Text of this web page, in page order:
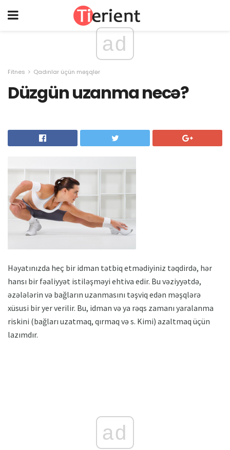
ad
Fitnes Qadınlar üçün məşqlər
Düzgün uzanma necə?
Həyatınızda heç bir idman tətbiq etmədiyiniz təqdirdə, hər
hansı bir fəaliyyət istiləşməyi ehtiva edir. Bu vəziyyətdə,
əzələlərin və bağların uzanmasını təşviq edən məşqlərə
xüsusi bir yer verilir. Bu, idman və ya rəqs zamanı yaralanma
riskini (bağları uzatmaq, qırmaq və s. Kimi) azaltmaq üçün
lazımdır.
ad